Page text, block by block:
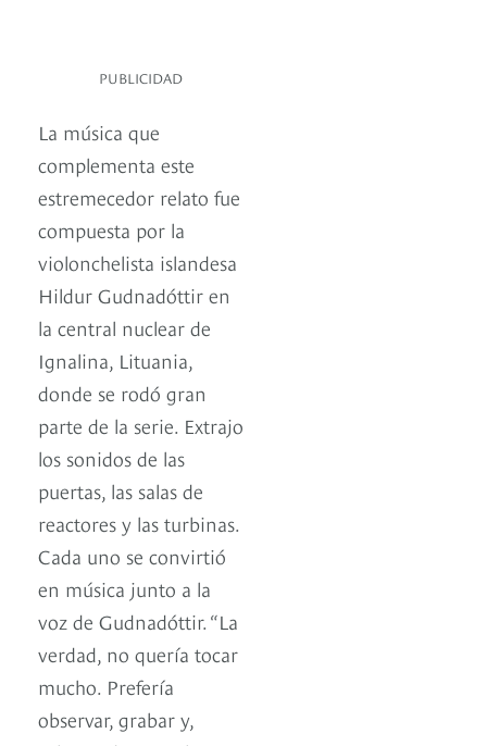
PUBLICIDAD
La música que
complementa este
estremecedor relato fue
compuesta por la
violonchelista islandesa
Hildur Gudnadóttir en
la central nuclear de
Ignalina, Lituania,
donde se rodó gran
parte de la serie. Extrajo
los sonidos de las
puertas, las salas de
reactores y las turbinas.
Cada uno se convirtió
en música junto a la
voz de Gudnadóttir. “La
verdad, no quería tocar
mucho. Prefería
observar, grabar y,